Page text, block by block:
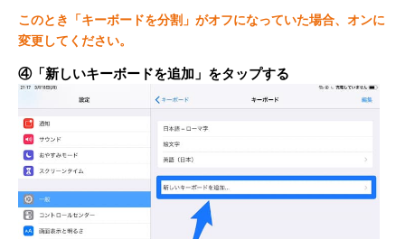
このとき「キーボードを分割」がオフになっていた場合、オンに
変更してください。
④「新しいキーボードを追加」をタップする